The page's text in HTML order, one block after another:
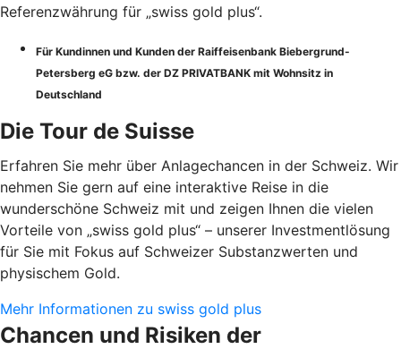
Referenzwährung für „swiss gold plus“.
Für Kundinnen und Kunden der Raiffeisenbank Biebergrund-
Petersberg eG bzw. der DZ PRIVATBANK mit Wohnsitz in
Deutschland
Die Tour de Suisse
Erfahren Sie mehr über Anlagechancen in der Schweiz. Wir
nehmen Sie gern auf eine interaktive Reise in die
wunderschöne Schweiz mit und zeigen Ihnen die vielen
Vorteile von „swiss gold plus“ – unserer Investmentlösung
für Sie mit Fokus auf Schweizer Substanzwerten und
physischem Gold.
Mehr Informationen zu swiss gold plus
Chancen und Risiken der